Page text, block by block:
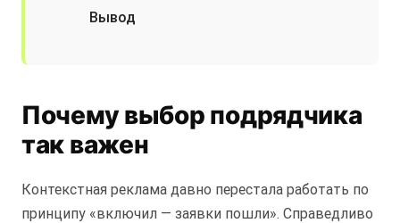
Вывод
Почему выбор подрядчика
так важен
Контекстная реклама давно перестала работать по
принципу «включил — заявки пошли». Справедливо